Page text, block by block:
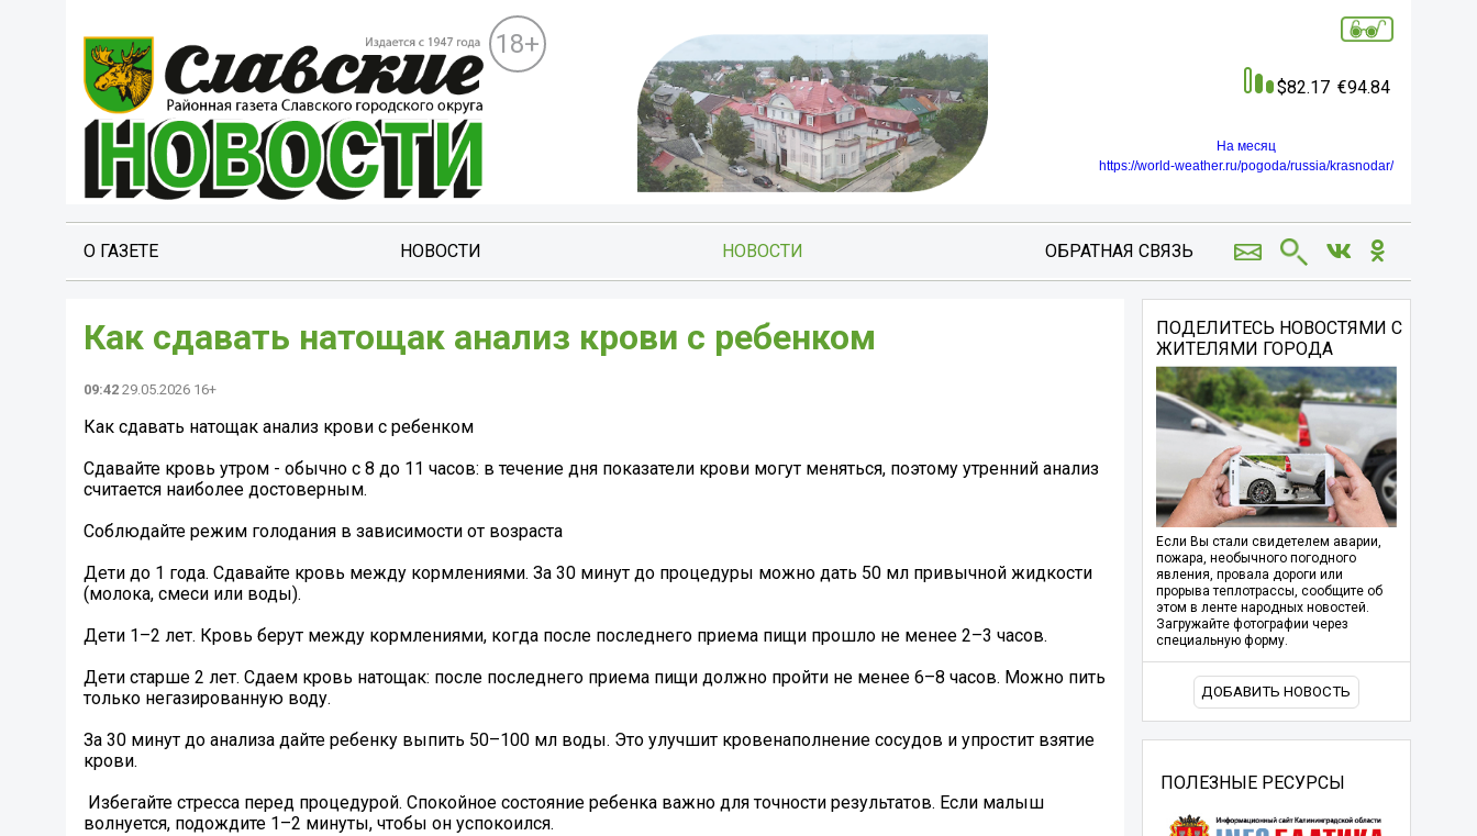
18+
82.17 94.84
На месяц
https://world-weather.ru/pogoda/russia/krasnodar/
О ГАЗЕТЕ НОВОСТИ НОВОСТИ ОБРАТНАЯ СВЯЗЬ
Как сдавать натощак анализ крови с ребенком
09:42 29.05.2026 16+
Как сдавать натощак анализ крови с ребенком
Сдавайте кровь утром - обычно с 8 до 11 часов: в течение дня показатели крови могут меняться, поэтому утренний анализ
считается наиболее достоверным.
Соблюдайте режим голодания в зависимости от возраста
Дети до 1 года. Сдавайте кровь между кормлениями. За 30 минут до процедуры можно дать 50 мл привычной жидкости
(молока, смеси или воды).
Дети 1–2 лет. Кровь берут между кормлениями, когда после последнего приема пищи прошло не менее 2–3 часов.
Дети старше 2 лет. Сдаем кровь натощак: после последнего приема пищи должно пройти не менее 6–8 часов. Можно пить
только негазированную воду.
За 30 минут до анализа дайте ребенку выпить 50–100 мл воды. Это улучшит кровенаполнение сосудов и упростит взятие
крови.
️ Избегайте стресса перед процедурой. Спокойное состояние ребенка важно для точности результатов. Если малыш
волнуется, подождите 1–2 минуты, чтобы он успокоился.
ПОДЕЛИТЕСЬ НОВОСТЯМИ С
ЖИТЕЛЯМИ ГОРОДА
Если Вы стали свидетелем аварии,
пожара, необычного погодного
явления, провала дороги или
прорыва теплотрассы, сообщите об
этом в ленте народных новостей.
Загружайте фотографии через
специальную форму.
ДОБАВИТЬ НОВОСТЬ
ПОЛЕЗНЫЕ РЕСУРСЫ